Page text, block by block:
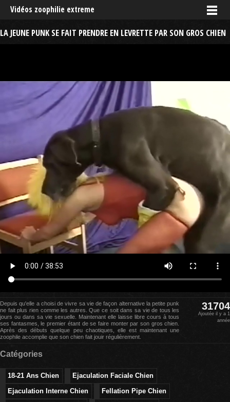
Vidéos zoophilie extreme
LA JEUNE PUNK SE FAIT PRENDRE EN LEVRETTE PAR SON GROS CHIEN
Depuis qu'elle a choisi de vivre sa vie de façon alternative la petite punk
ne fait plus rien comme les autres. Que ce soit dans sa vie de tous les
jours ou dans sa vie sexuelle. Maintenant elle laisse libre cours à tous
ses fantasmes, le premier étant de se faire monter par son gros chien.
Après des débuts quelque peu chaotiques, elle est maintenant une
zoophile accomplie que son chien fait jouir régulièrement.
31704
Ajoutée il y a 1
année
Catégories
18-21 Ans Chien
Ejaculation Faciale Chien
Ejaculation Interne Chien
Fellation Pipe Chien